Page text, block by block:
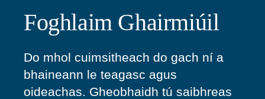
Foghlaim Ghairmiúil
Do mhol cuimsitheach do gach ní a
bhaineann le teagasc agus
oideachas. Gheobhaidh tú saibhreas